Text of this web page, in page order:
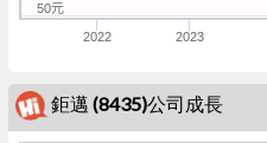
2022 2023
50元
鉅邁 (8435)公司成長